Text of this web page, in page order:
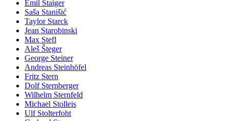
Emil Staiger
Saša Stanišić
Taylor Starck
Jean Starobinski
Max Stefl
Aleš Šteger
George Steiner
Andreas Steinhöfel
Fritz Stern
Dolf Sternberger
Wilhelm Sternfeld
Michael Stolleis
Ulf Stolterfoht